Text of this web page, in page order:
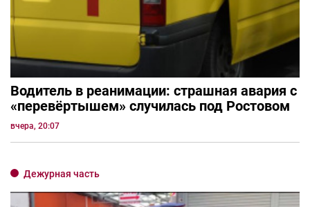
Водитель в реанимации: страшная авария с
«перевёртышем» случилась под Ростовом
вчера, 20:07
Дежурная часть